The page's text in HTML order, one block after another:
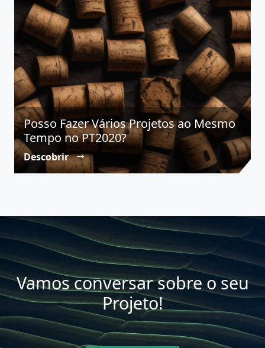
Posso Fazer Vários Projetos ao Mesmo
Tempo no PT2020?
Descobrir
Vamos conversar sobre o seu
Projeto!